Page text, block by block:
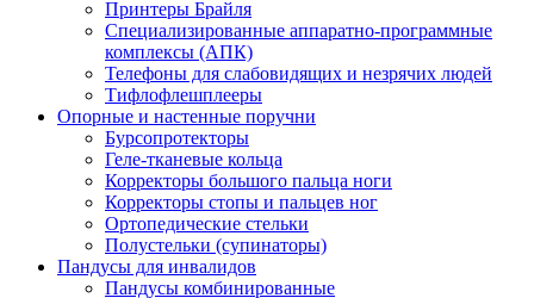
Принтеры Брайля
Специализированные аппаратно-программные
комплексы (АПК)
Телефоны для слабовидящих и незрячих людей
Тифлофлешплееры
Опорные и настенные поручни
Бурсопротекторы
Геле-тканевые кольца
Корректоры большого пальца ноги
Корректоры стопы и пальцев ног
Ортопедические стельки
Полустельки (супинаторы)
Пандусы для инвалидов
Пандусы комбинированные